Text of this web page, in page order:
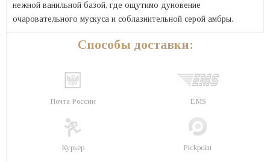
нежной ванильной базой, где ощутимо дуновение
очаровательного мускуса и соблазнительной серой амбры.
Способы доставки:
Почта России EMS
Курьер Pickpoint